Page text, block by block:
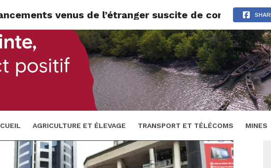
AGRICULTURE ET ÉLEVAGE TRANSPORT ET TÉLÉCOMS MINES
ET FINANCES
venus de l’étranger suscite de controverse